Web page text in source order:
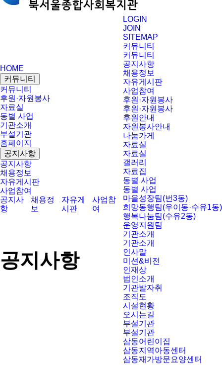
LOGIN
JOIN
SITEMAP
커뮤니티
커뮤니티
공지사항
채용정보
자유게시판
사업참여
후원·자원봉사
후원·자원봉사
후원안내
자원봉사안내
나눔가게
자료실
자료실
갤러리
자료집
동별 사업
동별 사업
마을성장팀(번3동)
희망동행팀(우이동·수유1동)
행복나눔팀(수유2동)
운영지원팀
기관소개
기관소개
인사말
미션&비전
인재상
법인소개
기관발자취
조직도
시설현황
오시는길
부설기관
부설기관
삼동어린이집
삼동지역아동센터
삼동재가방문요양센터
HOME
커뮤니티
커뮤니티
후원·자원봉사
자료실
동별 사업
기관소개
부설기관
홈페이지
공지사항
공지사항
채용정보
자유게시판
사업참여
공지사
항
채용정
보
자유게
시판
사업참
여
공지사항